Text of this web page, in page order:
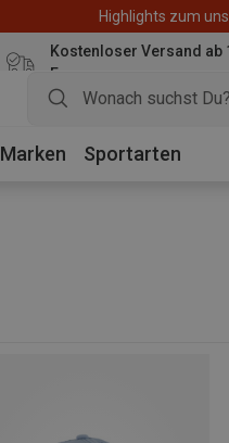
Highlights zum
Kostenloser Versand ab
Euro
Marken Sportarten